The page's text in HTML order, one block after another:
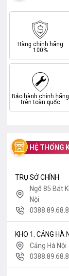
Hàng chính hãng
100%
Bảo hành chính hãng
trên toàn quốc
HỆ THỐNG
TRỤ SỞ CHÍNH
Ngõ 85 Bát
Nội
KHO 1: CẢNG HÀ
Cảng Hà Nội